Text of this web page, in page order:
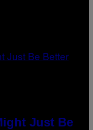
Just Be